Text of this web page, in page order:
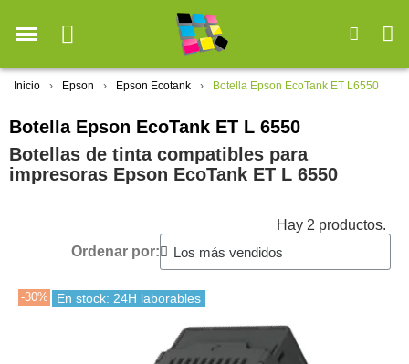
Inicio Epson Epson Ecotank Botella Epson EcoTank ET L6550
Botella Epson EcoTank ET L 6550
Botellas de tinta compatibles para
impresoras Epson EcoTank ET L 6550
Hay 2 productos.
Ordenar por:
-30% En stock: 24H laborables